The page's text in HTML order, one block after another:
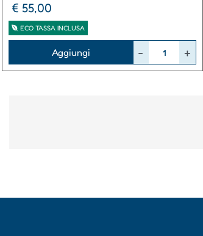
€ 55,00
ECO TASSA INCLUSA
Aggiungi